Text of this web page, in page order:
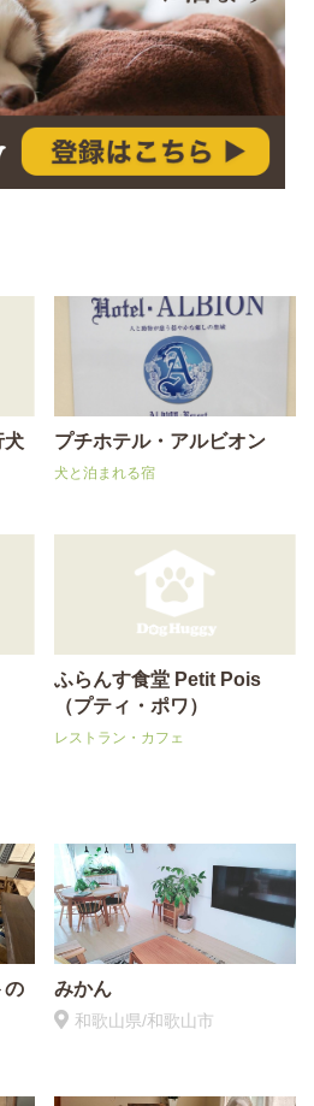
犬
プチホテル・アルビオン
犬と泊まれる宿
ふらんす食堂 Petit Pois
（プティ・ポワ）
レストラン・カフェ
の
みかん
和歌山県/和歌山市